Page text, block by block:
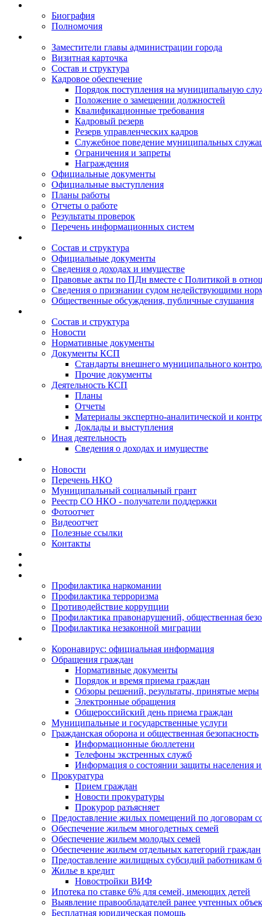
Биография
Полномочия
Заместители главы администрации города
Визитная карточка
Состав и структура
Кадровое обеспечение
Порядок поступления на муниципальную
Положение о замещении должностей
Квалификационные требования
Кадровый резерв
Резерв управленческих кадров
Служебное поведение муниципальных
Ограничения и запреты
Награждения
Официальные документы
Официальные выступления
Планы работы
Отчеты о работе
Результаты проверок
Перечень информационных систем
Состав и структура
Официальные документы
Сведения о доходах и имуществе
Правовые акты по ПДн вместе с Политикой в
Сведения о признании судом недействующими
Общественные обсуждения, публичные слушания
Состав и структура
Новости
Нормативные документы
Документы КСП
Стандарты внешнего муниципального
Прочие документы
Деятельность КСП
Планы
Отчеты
Материалы экспертно-аналитической и
Доклады и выступления
Иная деятельность
Сведения о доходах и имуществе
Новости
Перечень НКО
Муниципальный социальный грант
Реестр СО НКО - получатели поддержки
Фотоотчет
Видеоотчет
Полезные ссылки
Контакты
Профилактика наркомании
Профилактика терроризма
Противодействие коррупции
Профилактика правонарушений, общественная
Профилактика незаконной миграции
Коронавирус: официальная информация
Обращения граждан
Нормативные документы
Порядок и время приема граждан
Обзоры решений, результаты, принятые меры
Электронные обращения
Общероссийский день приема граждан
Муниципальные и государственные услуги
Гражданская оборона и общественная безопасность
Информационные бюллетени
Телефоны экстренных служб
Информация о состоянии защиты населения
Прокуратура
Прием граждан
Новости прокуратуры
Прокурор разъясняет
Предоставление жилых помещений по договорам
Обеспечение жильем многодетных семей
Обеспечение жильем молодых семей
Обеспечение жильем отдельных категорий граждан
Предоставление жилищных субсидий работникам
Жилье в кредит
Новостройки ВИФ
Ипотека по ставке 6% для семей, имеющих детей
Выявление правообладателей ранее учтенных
Бесплатная юридическая помощь